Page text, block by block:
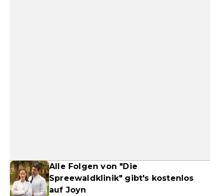
Alle Folgen von "Die
Spreewaldklinik" gibt's kostenlos
auf Joyn